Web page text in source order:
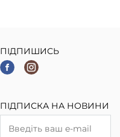
ПІДПИШИСЬ
ПІДПИСКА НА НОВИНИ